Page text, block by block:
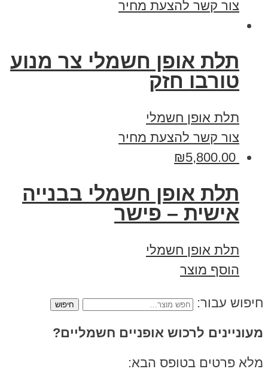
צור קשר להצעת מחיר
תלת אופן חשמלי צר מנוע
טורבו חזק
תלת אופן חשמלי
צור קשר להצעת מחיר
₪5,800.00
תלת אופן חשמלי בבנייה
אישית – פישר
תלת אופן חשמלי
הוסף מוצר
עבור:
לרכוש אופניים חשמליים?
פרטים בטופס הבא: